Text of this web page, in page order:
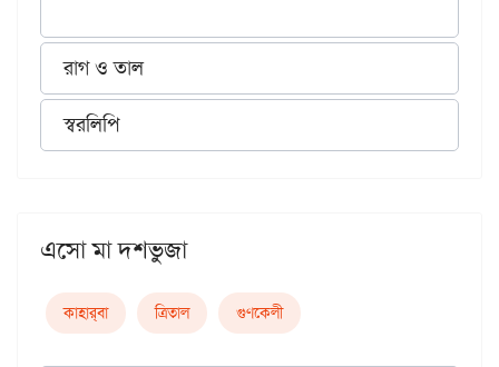
রাগ ও তাল
স্বরলিপি
এসো মা দশভুজা
কাহার্‌বা ত্রিতাল গুণকেলী